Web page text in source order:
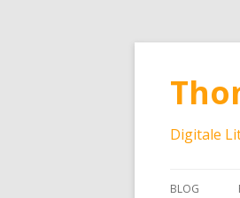
Digitale
BLOG